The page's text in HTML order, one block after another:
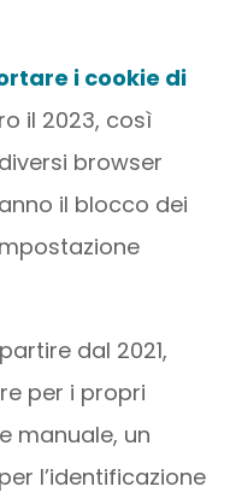
i cookie di
il 2023, così
browser
il blocco dei
dal 2021,
per i propri
manuale, un
l’identificazione